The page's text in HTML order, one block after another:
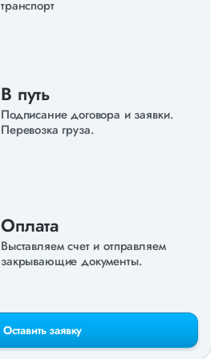
транспорт
В путь
Подписание договора и заявки.
Перевозка груза.
Оплата
Выставляем счет и отправляем
закрывающие документы.
Оставить заявку